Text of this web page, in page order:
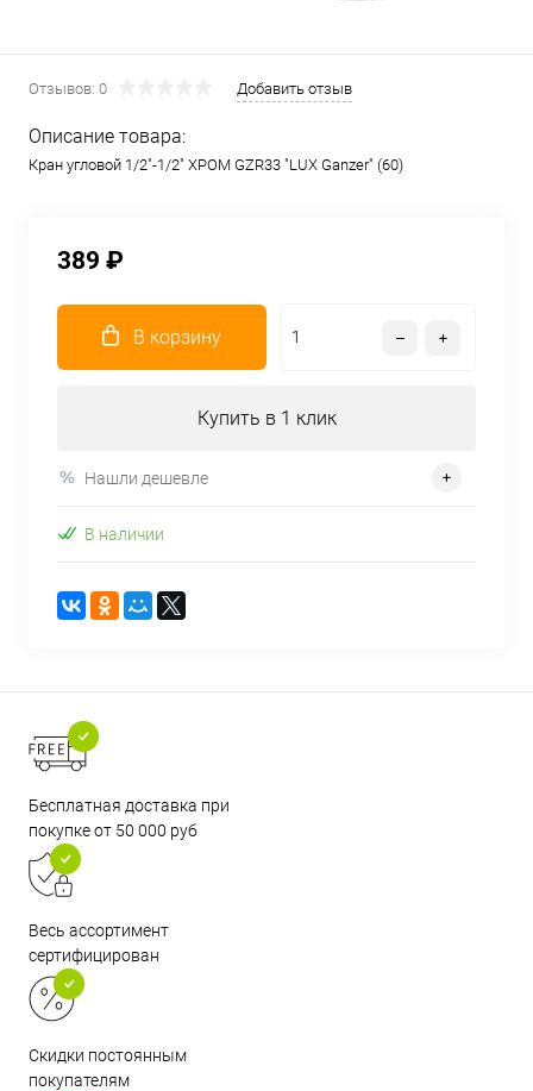
Отзывов: 0 Добавить отзыв
Описание товара:
Кран угловой 1/2"-1/2" ХРОМ GZR33 "LUX Ganzer" (60)
389 ₽
В корзину
Купить в 1 клик
Нашли дешевле
В наличии
Бесплатная доставка при
покупке от 50 000 руб
Весь ассортимент
сертифицирован
Скидки постоянным
покупателям